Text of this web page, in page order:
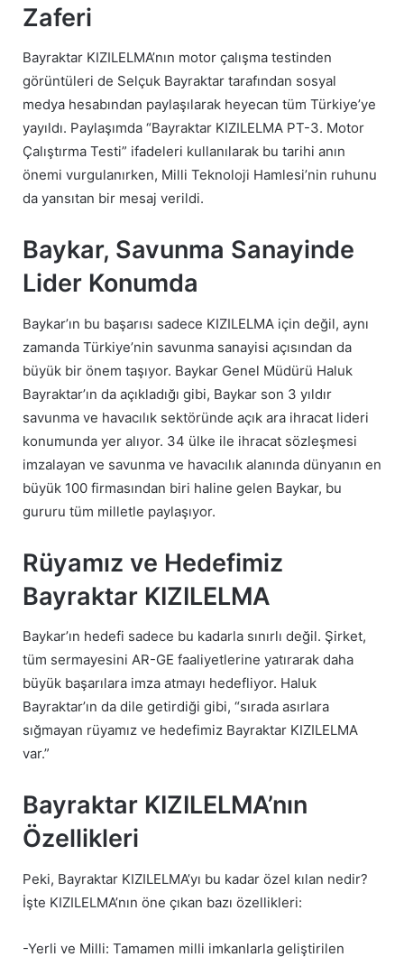
Zaferi
Bayraktar KIZILELMA’nın motor çalışma testinden
görüntüleri de Selçuk Bayraktar tarafından sosyal
medya hesabından paylaşılarak heyecan tüm Türkiye’ye
yayıldı. Paylaşımda “Bayraktar KIZILELMA PT-3. Motor
Çalıştırma Testi” ifadeleri kullanılarak bu tarihi anın
önemi vurgulanırken, Milli Teknoloji Hamlesi’nin ruhunu
da yansıtan bir mesaj verildi.
Baykar, Savunma Sanayinde
Lider Konumda
Baykar’ın bu başarısı sadece KIZILELMA için değil, aynı
zamanda Türkiye’nin savunma sanayisi açısından da
büyük bir önem taşıyor. Baykar Genel Müdürü Haluk
Bayraktar’ın da açıkladığı gibi, Baykar son 3 yıldır
savunma ve havacılık sektöründe açık ara ihracat lideri
konumunda yer alıyor. 34 ülke ile ihracat sözleşmesi
imzalayan ve savunma ve havacılık alanında dünyanın en
büyük 100 firmasından biri haline gelen Baykar, bu
gururu tüm milletle paylaşıyor.
Rüyamız ve Hedefimiz
Bayraktar KIZILELMA
Baykar’ın hedefi sadece bu kadarla sınırlı değil. Şirket,
tüm sermayesini AR-GE faaliyetlerine yatırarak daha
büyük başarılara imza atmayı hedefliyor. Haluk
Bayraktar’ın da dile getirdiği gibi, “sırada asırlara
sığmayan rüyamız ve hedefimiz Bayraktar KIZILELMA
var.”
Bayraktar KIZILELMA’nın
Özellikleri
Peki, Bayraktar KIZILELMA’yı bu kadar özel kılan nedir?
İşte KIZILELMA’nın öne çıkan bazı özellikleri:
-Yerli ve Milli: Tamamen milli imkanlarla geliştirilen